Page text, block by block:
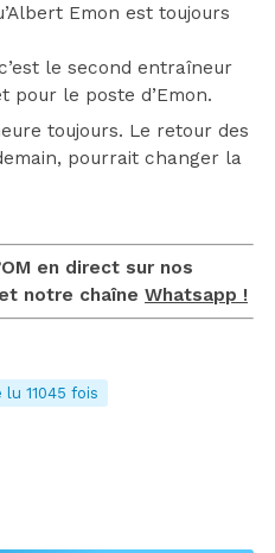
Emon est toujours
le second entraîneur
pour le poste d’Emon.
toujours. Le retour des
pourrait changer la
en direct sur nos
et notre chaîne Whatsapp !
11045 fois